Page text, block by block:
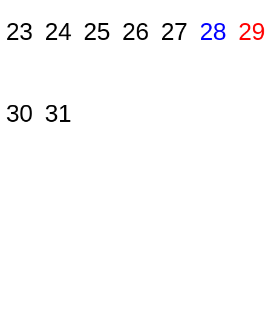
23 24 25 26 27 28 29
30 31